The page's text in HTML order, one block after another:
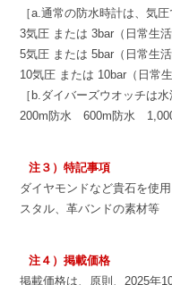
［a.通常の防水時計は、気圧
3気圧 または 3bar（日常生活
5気圧 または 5bar（日常生活
10気圧 または 10bar（日常
［b.ダイバーズウオッチは
200m防水 600m防水
注３）特記事項
ダイヤモンドなど貴石を使
スタル、革バンドの素材等
注４）掲載価格
掲載価格は、原則、2025年